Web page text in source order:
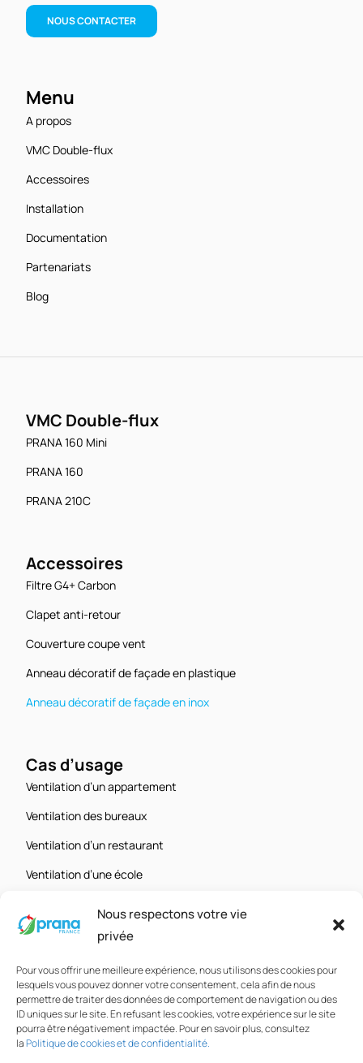
Nous respectons votre vie
privée
Pour vous offrir une meilleure expérience, nous utilisons des cookies pour
lesquels vous pouvez donner votre consentement, cela afin de nous
permettre de traiter des données de comportement de navigation ou des
ID uniques sur le site. En refusant les cookies, votre expérience sur le site
pourra être négativement impactée. Pour en savoir plus, consultez
laPolitique de cookies et de confidentialité.
NOUS CONTACTER
Menu
A propos
VMC Double-flux
Accessoires
Installation
Documentation
Partenariats
Blog
VMC Double-flux
PRANA 160 Mini
PRANA 160
PRANA 210C
Accessoires
Filtre G4+ Carbon
Clapet anti-retour
Couverture coupe vent
Anneau décoratif de façade en plastique
Anneau décoratif de façade en inox
Cas d’usage
Ventilation d’un appartement
Ventilation des bureaux
Ventilation d’un restaurant
Ventilation d’une école
Ventilation d’un salon de beauté ou de coiffure
Mentions légales–Conditions Générales de Vente–
Politique de confidentialité